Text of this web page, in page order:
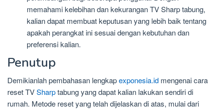
memahami kelebihan dan kekurangan TV Sharp tabung,
kalian dapat membuat keputusan yang lebih baik tentang
apakah perangkat ini sesuai dengan kebutuhan dan
preferensi kalian.
Penutup
Demikianlah pembahasan lengkapexponesia.id mengenai cara
reset TVSharptabung yang dapat kalian lakukan sendiri di
rumah. Metode reset yang telah dijelaskan di atas, mulai dari